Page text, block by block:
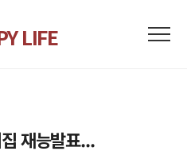
LIFE
재능발표...